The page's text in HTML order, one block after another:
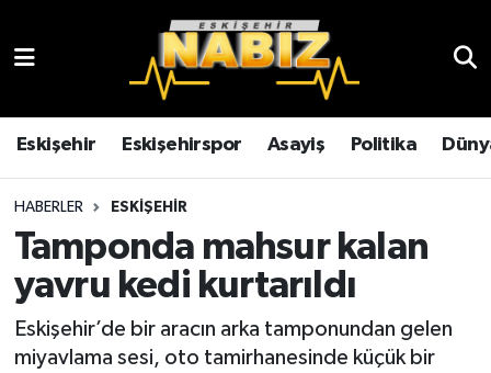
Eskişehir Eskişehirspor Asayiş Politika
HABERLER ESKIŞEHIR
Tamponda mahsur kalan
yavru kedi kurtarıldı
Eskişehir’de bir aracın arka tamponundan gelen
miyavlama sesi, oto tamirhanesinde küçük bir
Çevre
Eğitim
Eskişehir
Eskişehir Hava Durumu
Eskişehir Trafik Yoğunluk Haritası
TFF 3.Lig 4.Grup Puan Durumu ve Fikstür
Tüm Manşetler
Haber Arşivi